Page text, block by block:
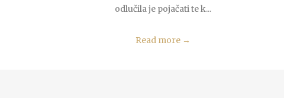
odlučila je pojačati te k...
Read more →